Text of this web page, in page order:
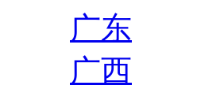
广东
广西